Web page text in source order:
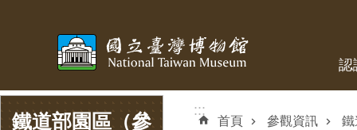
認
鐵道部園區（參
:::
首頁 參觀資訊 鐵